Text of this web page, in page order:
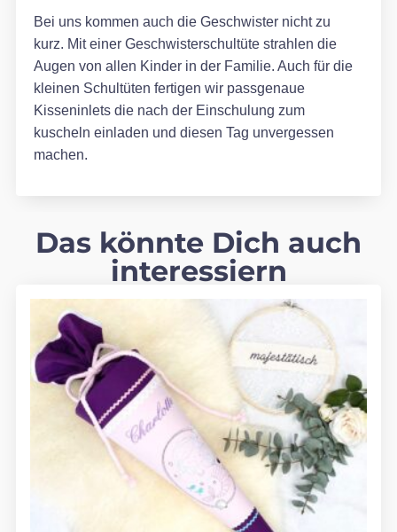
Bei uns kommen auch die Geschwister nicht zu
kurz. Mit einer Geschwisterschultüte strahlen die
Augen von allen Kinder in der Familie. Auch für die
kleinen Schultüten fertigen wir passgenaue
Kisseninlets die nach der Einschulung zum
kuscheln einladen und diesen Tag unvergessen
machen.
Das könnte Dich auch
interessiern